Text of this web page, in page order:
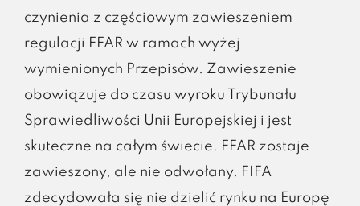
czynienia z częściowym zawieszeniem
regulacji FFAR w ramach wyżej
wymienionych Przepisów. Zawieszenie
obowiązuje do czasu wyroku Trybunału
Sprawiedliwości Unii Europejskiej i jest
skuteczne na całym świecie. FFAR zostaje
zawieszony, ale nie odwołany. FIFA
zdecydowała się nie dzielić rynku na Europę